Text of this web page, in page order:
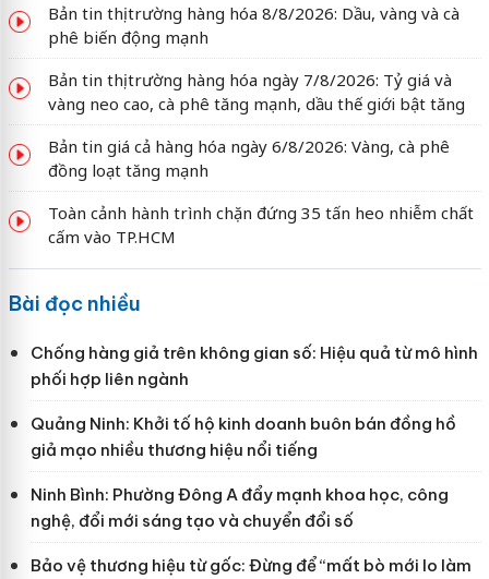
Bản tin thị trường hàng hóa 8/8/2026: Dầu, vàng và cà
phê biến động mạnh
Bản tin thị trường hàng hóa ngày 7/8/2026: Tỷ giá và
vàng neo cao, cà phê tăng mạnh, dầu thế giới bật tăng
Bản tin giá cả hàng hóa ngày 6/8/2026: Vàng, cà phê
đồng loạt tăng mạnh
Toàn cảnh hành trình chặn đứng 35 tấn heo nhiễm chất
cấm vào TP.HCM
Bài đọc nhiều
Chống hàng giả trên không gian số: Hiệu quả từ mô hình
phối hợp liên ngành
Quảng Ninh: Khởi tố hộ kinh doanh buôn bán đồng hồ
giả mạo nhiều thương hiệu nổi tiếng
Ninh Bình: Phường Đông A đẩy mạnh khoa học, công
nghệ, đổi mới sáng tạo và chuyển đổi số
Bảo vệ thương hiệu từ gốc: Đừng để “mất bò mới lo làm